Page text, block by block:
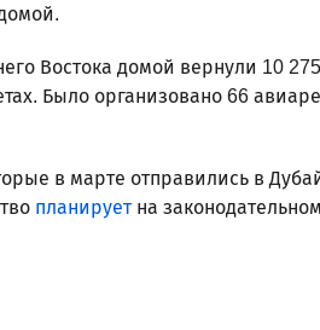
Востока домой вернули 10 275
Было организовано 66
в марте отправились в
планируетна